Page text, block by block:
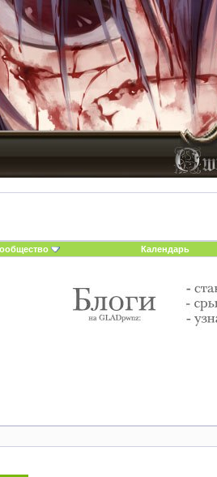
Календарь